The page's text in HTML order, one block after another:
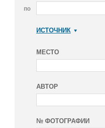
по
ИСТОЧНИК
МЕСТО
АВТОР
№ ФОТОГРАФИИ